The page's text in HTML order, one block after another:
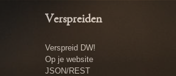
Verspreiden
Verspreid DW!
Op je website
JSON/REST